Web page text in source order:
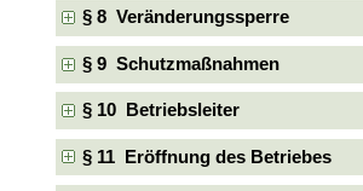
§ 8 Veränderungssperre
§ 9 Schutzmaßnahmen
§ 10 Betriebsleiter
§ 11 Eröffnung des Betriebes